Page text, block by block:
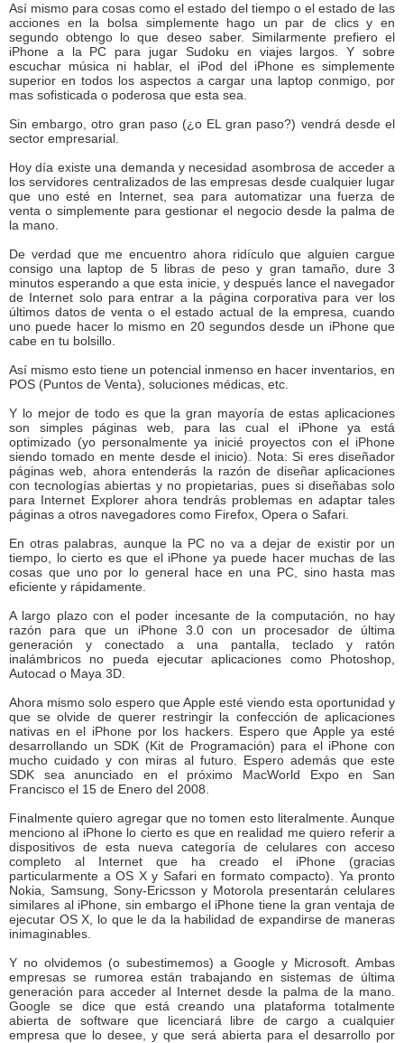
Así mismo para cosas como el estado del tiempo o el estado de las
acciones en la bolsa simplemente hago un par de clics y en
segundo obtengo lo que deseo saber. Similarmente prefiero el
iPhone a la PC para jugar Sudoku en viajes largos. Y sobre
escuchar música ni hablar, el iPod del iPhone es simplemente
superior en todos los aspectos a cargar una laptop conmigo, por
mas sofisticada o poderosa que esta sea.
Sin embargo, otro gran paso (¿o EL gran paso?) vendrá desde el
sector empresarial.
Hoy día existe una demanda y necesidad asombrosa de acceder a
los servidores centralizados de las empresas desde cualquier lugar
que uno esté en Internet, sea para automatizar una fuerza de
venta o simplemente para gestionar el negocio desde la palma de
la mano.
De verdad que me encuentro ahora ridículo que alguien cargue
consigo una laptop de 5 libras de peso y gran tamaño, dure 3
minutos esperando a que esta inicie, y después lance el navegador
de Internet solo para entrar a la página corporativa para ver los
últimos datos de venta o el estado actual de la empresa, cuando
uno puede hacer lo mismo en 20 segundos desde un iPhone que
cabe en tu bolsillo.
Así mismo esto tiene un potencial inmenso en hacer inventarios, en
POS (Puntos de Venta), soluciones médicas, etc.
Y lo mejor de todo es que la gran mayoría de estas aplicaciones
son simples páginas web, para las cual el iPhone ya está
optimizado (yo personalmente ya inicié proyectos con el iPhone
siendo tomado en mente desde el inicio). Nota: Si eres diseñador
páginas web, ahora entenderás la razón de diseñar aplicaciones
con tecnologías abiertas y no propietarias, pues si diseñabas solo
para Internet Explorer ahora tendrás problemas en adaptar tales
páginas a otros navegadores como Firefox, Opera o Safari.
En otras palabras, aunque la PC no va a dejar de existir por un
tiempo, lo cierto es que el iPhone ya puede hacer muchas de las
cosas que uno por lo general hace en una PC, sino hasta mas
eficiente y rápidamente.
A largo plazo con el poder incesante de la computación, no hay
razón para que un iPhone 3.0 con un procesador de última
generación y conectado a una pantalla, teclado y ratón
inalámbricos no pueda ejecutar aplicaciones como Photoshop,
Autocad o Maya 3D.
Ahora mismo solo espero que Apple esté viendo esta oportunidad y
que se olvide de querer restringir la confección de aplicaciones
nativas en el iPhone por los hackers. Espero que Apple ya esté
desarrollando un SDK (Kit de Programación) para el iPhone con
mucho cuidado y con miras al futuro. Espero además que este
SDK sea anunciado en el próximo MacWorld Expo en San
Francisco el 15 de Enero del 2008.
Finalmente quiero agregar que no tomen esto literalmente. Aunque
menciono al iPhone lo cierto es que en realidad me quiero referir a
dispositivos de esta nueva categoría de celulares con acceso
completo al Internet que ha creado el iPhone (gracias
particularmente a OS X y Safari en formato compacto). Ya pronto
Nokia, Samsung, Sony-Ericsson y Motorola presentarán celulares
similares al iPhone, sin embargo el iPhone tiene la gran ventaja de
ejecutar OS X, lo que le da la habilidad de expandirse de maneras
inimaginables.
Y no olvidemos (o subestimemos) a Google y Microsoft. Ambas
empresas se rumorea están trabajando en sistemas de última
generación para acceder al Internet desde la palma de la mano.
Google se dice que está creando una plataforma totalmente
abierta de software que licenciará libre de cargo a cualquier
empresa que lo desee, y que será abierta para el desarrollo por